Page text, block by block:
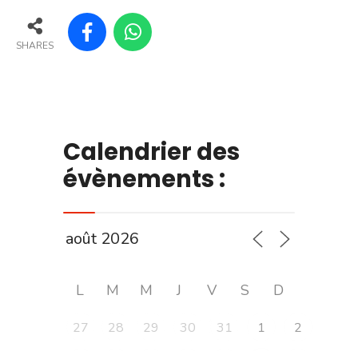
SHARES
Calendrier des
évènements :
L M M J V S D
27 28 29 30 31 1 2